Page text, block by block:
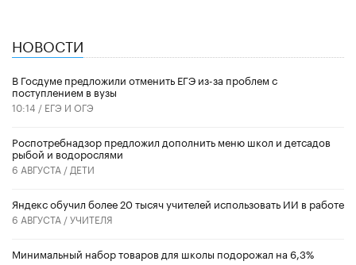
НОВОСТИ
В Госдуме предложили отменить ЕГЭ из-за проблем с
поступлением в вузы
10:14 / ЕГЭ И ОГЭ
Роспотребнадзор предложил дополнить меню школ и детсадов
рыбой и водорослями
6 АВГУСТА / ДЕТИ
​Яндекс обучил более 20 тысяч учителей использовать ИИ в работе
6 АВГУСТА /УЧИТЕЛЯ
Минимальный набор товаров для школы подорожал на 6,3%